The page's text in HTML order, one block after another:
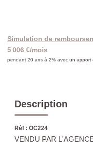
Simulation de
5 006 €/mois
pendant 20 ans à 2% avec un apport
Description
Réf : OC224
VENDU PAR